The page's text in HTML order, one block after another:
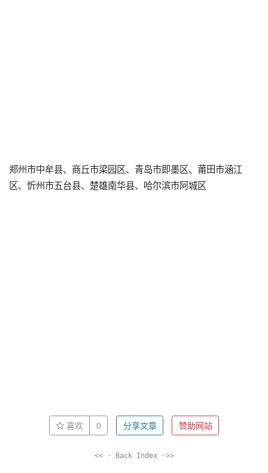
郑州市中牟县、商丘市梁园区、青岛市即墨区、莆田市涵江
区、忻州市五台县、楚雄南华县、哈尔滨市阿城区
喜欢 0 分享文章 赞助网站
<< · Back Index ·>>